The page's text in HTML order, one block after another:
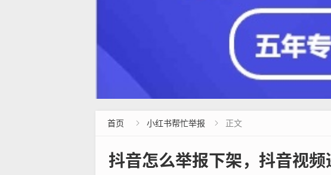
首页  小红书帮忙举报  正文
抖音怎么举报下架，抖音视